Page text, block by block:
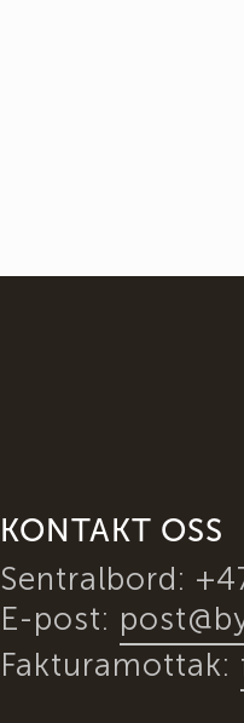
KONTAKT OSS
Sentralbord:
E-post:
Fakturamottak: